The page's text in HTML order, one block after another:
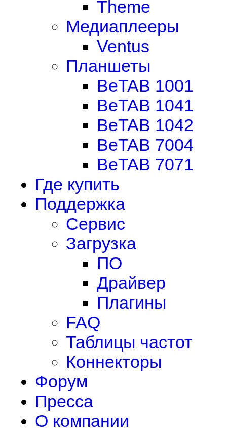
Theme
Медиаплееры
Ventus
Планшеты
BeTAB 1001
BeTAB 1041
BeTAB 1042
BeTAB 7004
BeTAB 7071
Где купить
Поддержка
Сервис
Загрузка
ПО
Драйвер
Плагины
FAQ
Таблицы частот
Коннекторы
Форум
Пресса
О компании